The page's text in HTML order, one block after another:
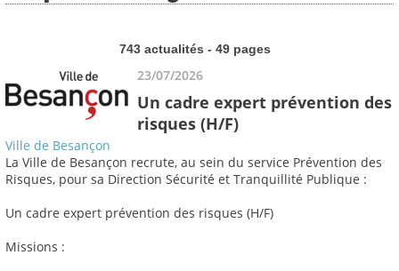
743 actualités - 49 pages
23/07/2026
Un cadre expert prévention des
risques (H/F)
Ville de Besançon
La Ville de Besançon recrute, au sein du service Prévention des
Risques, pour sa Direction Sécurité et Tranquillité Publique :
Un cadre expert prévention des risques (H/F)
Missions :